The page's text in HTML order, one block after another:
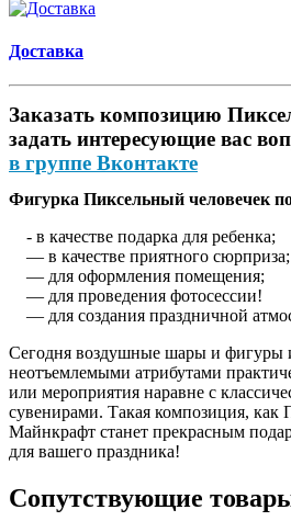
Доставка
Заказать композицию
задать интересующие вас
в группе Вконтакте
Фигурка Пиксельный человечек
- в качестве подарка для ребенка;
— в качестве приятного сюрприза;
— для оформления помещения;
— для проведения фотосессии!
— для создания праздничной
Сегодня воздушные шары и фигуры
неотъемлемыми атрибутами
или мероприятия наравне с
сувенирами. Такая композиция, как
Майнкрафт станет прекрасным
для вашего праздника!
Сопутствующие